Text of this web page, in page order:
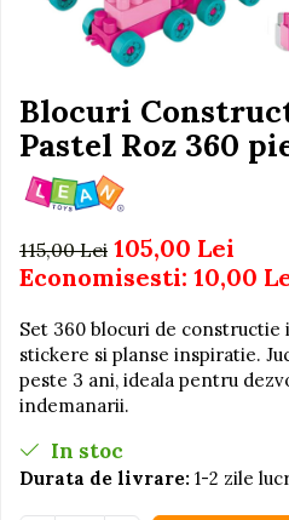
Jucarii de baie
Seturi de frumusete
Caluti balansoar
Interactive, educative si
Figurine
Ateliere si unelte
Blocuri de constructie
Creative
De plus
Fotolii gonflabile
Ingrijire cosmetica mamici
Perioada Alaptarii
Perioada Sarcinii
Pompe de san
Sisteme De Purtare
Blocuri
Pastel Roz 360
115,00 Lei 105,00 Lei
Economisesti: 10,00
Set 360 blocuri de constructie
stickere si planse inspiratie.
peste 3 ani, ideala pentru
indemanarii.
In stoc
Durata de livrare: 1-2 zile